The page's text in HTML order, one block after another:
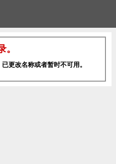
更改名称或者暂时不可用。